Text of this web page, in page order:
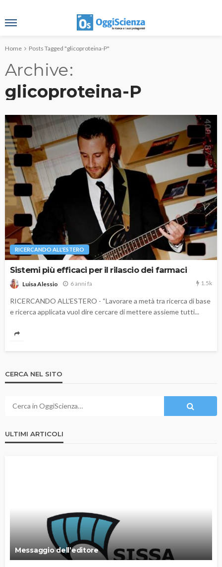
Home Posts Tagged "glicoproteina-P"
Archive
glicoproteina-P
RICERCANDO ALL'ESTERO
Sistemi più efficaci per il rilascio dei farmaci
Luisa Alessio 6 anni fa 1.5k
RICERCANDO ALL'ESTERO - “Lavorare a metà tra ricerca di base
e ricerca applicata vuol dire cercare di mettere assieme tutti...
CERCA NEL SITO
ULTIMI ARTICOLI
Messaggio dell’editore